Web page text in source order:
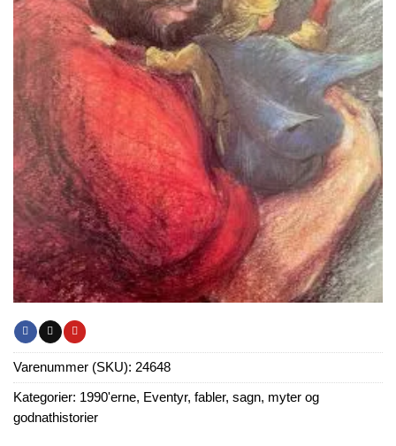
Varenummer (SKU): 24648
Kategorier: 1990'erne, Eventyr, fabler, sagn, myter og
godnathistorier